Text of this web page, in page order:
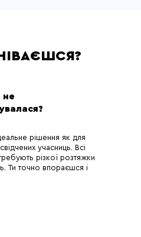
не
рішення як для
учасниць. Всі
різкої розтяжки
Ти точно впораєшся і